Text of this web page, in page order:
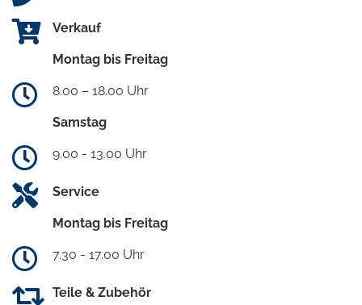
Verkauf
Montag bis Freitag
8.00 – 18.00 Uhr
Samstag
9.00 - 13.00 Uhr
Service
Montag bis Freitag
7.30 - 17.00 Uhr
Teile & Zubehör